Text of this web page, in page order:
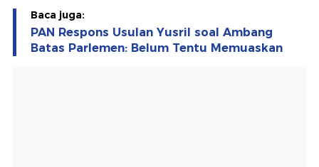
Baca juga:
PAN Respons Usulan Yusril soal Ambang
Batas Parlemen: Belum Tentu Memuaskan